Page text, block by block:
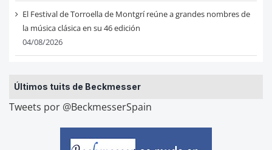
El Festival de Torroella de Montgrí reúne a grandes nombres de
la música clásica en su 46 edición
04/08/2026
Últimos tuits de Beckmesser
Tweets por @BeckmesserSpain